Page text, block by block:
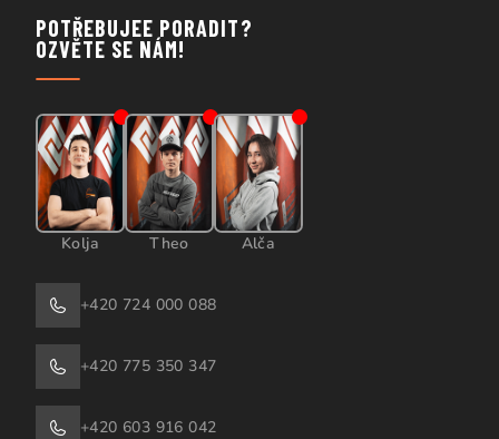
POTŘEBUJEE PORADIT?
OZVĚTE SE NÁM!
Kolja Theo Alča
+420 724 000 088
+420 775 350 347
+420 603 916 042